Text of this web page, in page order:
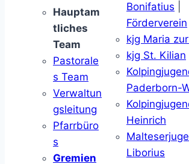
Hauptam
tliches
Team
Pastorale
s Team
Verwaltun
gsleitung
Pfarrbüro
s
Gremien
Bonifatius
Förderverein
kjg Maria
kjg St. Kilian
Paderborn-
Heinrich
Liborius